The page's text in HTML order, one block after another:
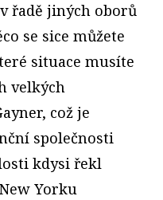
řadě jiných oborů
se sice můžete
situace musíte
velkých
což je
společnosti
kdysi řekl
Yorku